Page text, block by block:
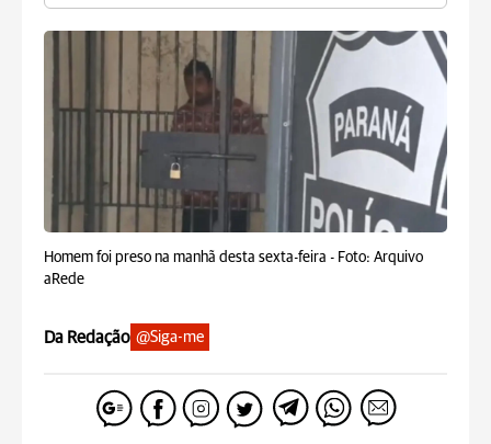
Homem foi preso na manhã desta sexta-feira - Foto: Arquivo
aRede
Da Redação @Siga-me